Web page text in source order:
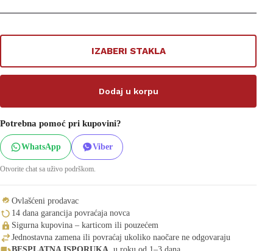
IZABERI STAKLA
Dodaj u korpu
Potrebna pomoć pri kupovini?
WhatsApp Viber
Otvorite chat sa uživo podrškom.
Ovlašćeni prodavac
14 dana garancija povraćaja novca
Sigurna kupovina – karticom ili pouzećem
Jednostavna zamena ili povraćaj ukoliko naočare ne odgovaraju